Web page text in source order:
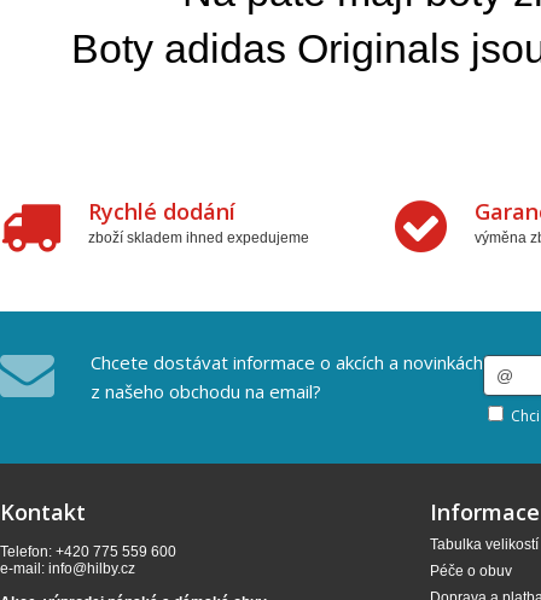
Boty adidas Originals
Rychlé dodání
zboží skladem ihned expedujeme výměna
Chcete dostávat informace o akcích a novinkách
z našeho obchodu na email?
Kontakt
Telefon: +420 775 559 600
e-mail: info@hilby.cz
Informace
Tabulka velikostí
Péče o obuv